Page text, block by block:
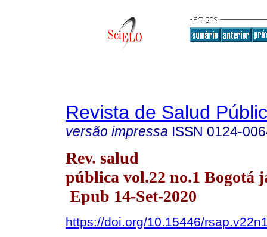
Revista de Salud
versão impressa ISSN 0124-
Rev. salud
pública vol.22 no.1 Bogotá
Epub 14-Set-2020
https://doi.org/10.15446/